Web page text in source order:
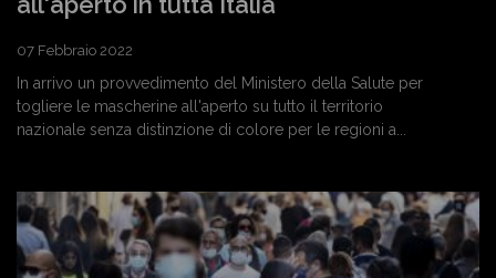
07 Febbraio 2022
In arrivo un provvedimento del Ministero della Salute per
togliere le mascherine all'aperto su tutto il territorio
nazionale senza distinzione di colore per le regioni a...